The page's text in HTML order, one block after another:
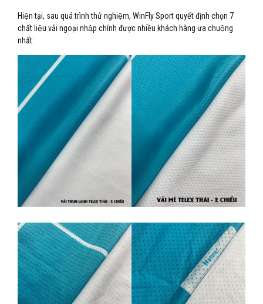
Hiện tại, sau quá trình thử nghiệm, WinFly Sport quyết định chọn 7
chất liệu vải ngoại nhập chính được nhiều khách hàng ưa chuộng
nhất: